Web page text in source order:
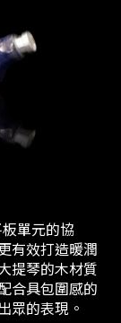
單元的協
有效打造暖潤
提琴的木材質
合具包圍感的
眾的表現。